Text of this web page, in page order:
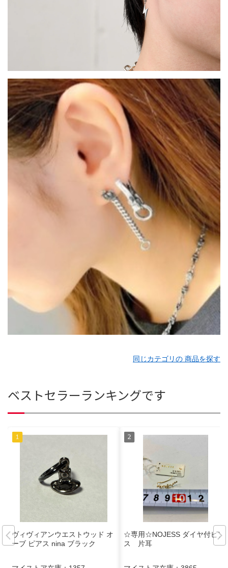
同じカテゴリの 商品を探す
ベストセラーランキングです
ヴィヴィアンウエストウッド オ
ーブ ピアス nina ブラック
☆専用☆NOJESS ダイヤ付ピア
ス 片耳